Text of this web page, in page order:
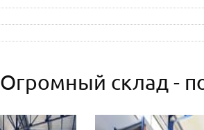
Огромный склад -